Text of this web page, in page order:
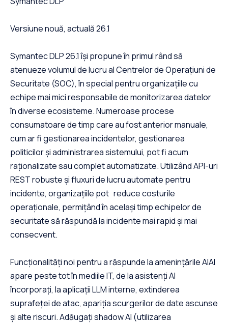
Versiune nouă, actuală 26.1
Symantec DLP 26.1 își propune în primul rând să
atenueze volumul de lucru al Centrelor de Operațiuni de
Securitate (SOC), în special pentru organizațiile cu
echipe mai mici responsabile de monitorizarea datelor
în diverse ecosisteme. Numeroase procese
consumatoare de timp care au fost anterior manuale,
cum ar fi gestionarea incidentelor, gestionarea
politicilor și administrarea sistemului, pot fi acum
raționalizate sau complet automatizate. Utilizând API-uri
REST robuste și fluxuri de lucru automate pentru
incidente, organizațiile pot reduce costurile
operaționale, permițând în același timp echipelor de
securitate să răspundă la incidente mai rapid și mai
consecvent.
Funcționalități noi pentru a răspunde la amenințările AIAI
apare peste tot în mediile IT, de la asistenți AI
încorporați, la aplicații LLM interne, extinderea
suprafeței de atac, apariția scurgerilor de date ascunse
și alte riscuri. Adăugați shadow AI (utilizarea